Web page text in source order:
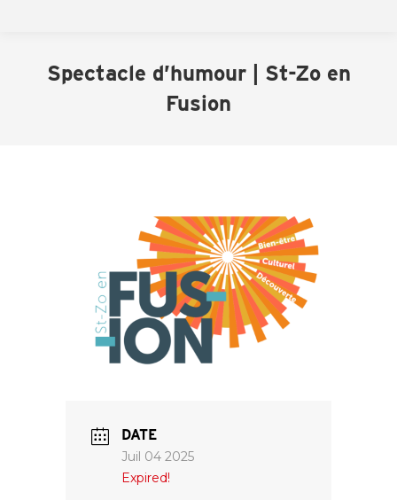
Spectacle d’humour | St-Zo en
Fusion
DATE
Juil 04 2025
Expired!